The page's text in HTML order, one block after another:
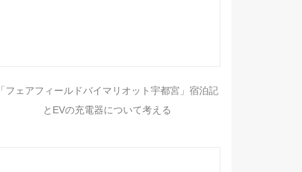
「フェアフィールドバイマリオット宇都宮」宿泊記
とEVの充電器について考える